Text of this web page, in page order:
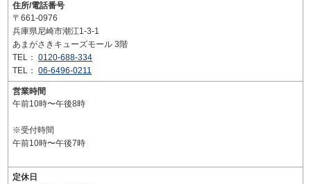
住所/電話番号
〒661-0976
兵庫県尼崎市潮江1-3-1
あまがさきキューズモール 3階
TEL： 0120-688-334
TEL： 06-6496-0211
営業時間
午前10時〜午後8時
※受付時間
午前10時〜午後7時
定休日